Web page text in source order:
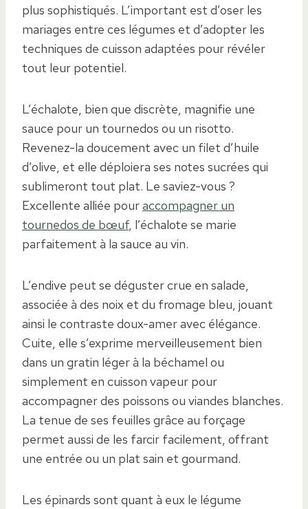
plus sophistiqués. L’important est d’oser les
mariages entre ces légumes et d’adopter les
techniques de cuisson adaptées pour révéler
tout leur potentiel.
L’échalote, bien que discrète, magnifie une
sauce pour un tournedos ou un risotto.
Revenez-la doucement avec un filet d’huile
d’olive, et elle déploiera ses notes sucrées qui
sublimeront tout plat. Le saviez-vous ?
Excellente alliée pouraccompagner un
tournedos de bœuf, l’échalote se marie
parfaitement à la sauce au vin.
L’endive peut se déguster crue en salade,
associée à des noix et du fromage bleu, jouant
ainsi le contraste doux-amer avec élégance.
Cuite, elle s’exprime merveilleusement bien
dans un gratin léger à la béchamel ou
simplement en cuisson vapeur pour
accompagner des poissons ou viandes blanches.
La tenue de ses feuilles grâce au forçage
permet aussi de les farcir facilement, offrant
une entrée ou un plat sain et gourmand.
Les épinards sont quant à eux le légume